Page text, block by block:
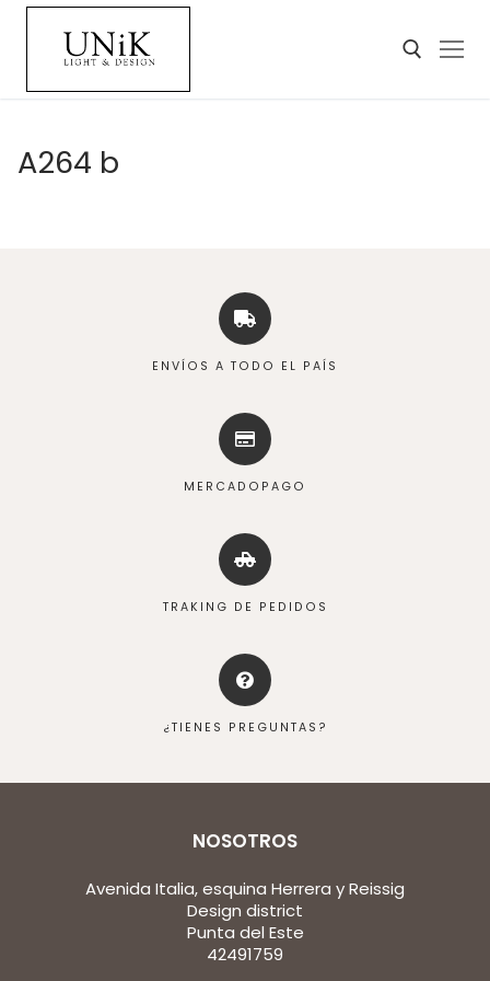
A264 b
ENVÍOS A TODO EL PAÍS
MERCADOPAGO
TRAKING DE PEDIDOS
¿TIENES PREGUNTAS?
NOSOTROS
Avenida Italia, esquina Herrera y Reissig
Design district
Punta del Este
42491759